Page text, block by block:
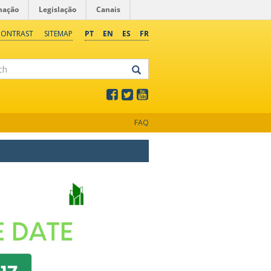
Legislação Canais
PT EN ES FR
SITEMAP
FAQ